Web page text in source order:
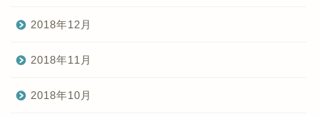
2018年12月
2018年11月
2018年10月